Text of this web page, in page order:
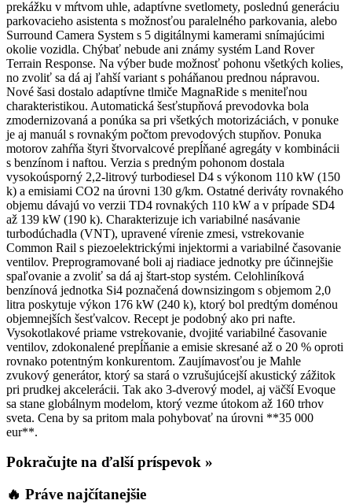
prekážku v mŕtvom uhle, adaptívne svetlomety, poslednú generáciu
parkovacieho asistenta s možnosťou paralelného parkovania, alebo
Surround Camera System s 5 digitálnymi kamerami snímajúcimi
okolie vozidla. Chýbať nebude ani známy systém Land Rover
Terrain Response. Na výber bude možnosť pohonu všetkých kolies,
no zvoliť sa dá aj ľahší variant s poháňanou prednou nápravou.
Nové šasi dostalo adaptívne tlmiče MagnaRide s meniteľnou
charakteristikou. Automatická šesťstupňová prevodovka bola
zmodernizovaná a ponúka sa pri všetkých motorizáciách, v ponuke
je aj manuál s rovnakým počtom prevodových stupňov. Ponuka
motorov zahŕňa štyri štvorvalcové prepĺňané agregáty v kombinácii
s benzínom i naftou. Verzia s predným pohonom dostala
vysokoúsporný 2,2-litrový turbodiesel D4 s výkonom 110 kW (150
k) a emisiami CO2 na úrovni 130 g/km. Ostatné deriváty rovnakého
objemu dávajú vo verzii TD4 rovnakých 110 kW a v prípade SD4
až 139 kW (190 k). Charakterizuje ich variabilné nasávanie
turbodúchadla (VNT), upravené vírenie zmesi, vstrekovanie
Common Rail s piezoelektrickými injektormi a variabilné časovanie
ventilov. Preprogramované boli aj riadiace jednotky pre účinnejšie
spaľovanie a zvoliť sa dá aj štart-stop systém. Celohliníková
benzínová jednotka Si4 poznačená downsizingom s objemom 2,0
litra poskytuje výkon 176 kW (240 k), ktorý bol predtým doménou
objemnejších šesťvalcov. Recept je podobný ako pri nafte.
Vysokotlakové priame vstrekovanie, dvojité variabilné časovanie
ventilov, zdokonalené prepĺňanie a emisie skresané až o 20 % oproti
rovnako potentným konkurentom. Zaujímavosťou je Mahle
zvukový generátor, ktorý sa stará o vzrušujúcejší akustický zážitok
pri prudkej akcelerácii. Tak ako 3-dverový model, aj väčší Evoque
sa stane globálnym modelom, ktorý vezme útokom až 160 trhov
sveta. Cena by sa pritom mala pohybovať na úrovni **35 000
eur**.
Pokračujte na ďalší príspevok »
🔥 Práve najčítanejšie